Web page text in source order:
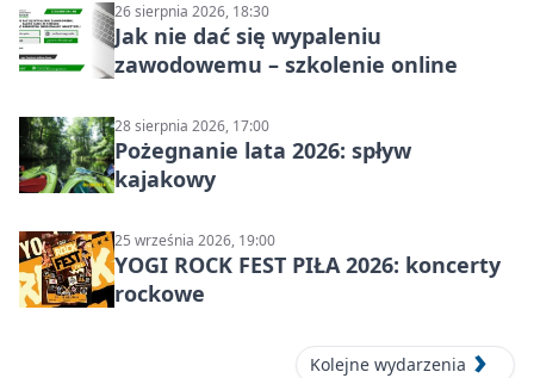
26 sierpnia 2026, 18:30
Jak nie dać się wypaleniu
zawodowemu – szkolenie online
28 sierpnia 2026, 17:00
Pożegnanie lata 2026: spływ
kajakowy
25 września 2026, 19:00
YOGI ROCK FEST PIŁA 2026: koncerty
rockowe
Kolejne wydarzenia